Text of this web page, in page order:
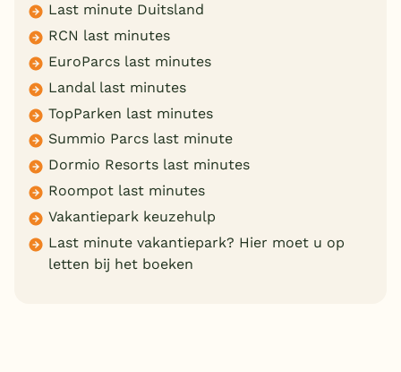
Last minute Duitsland
RCN last minutes
EuroParcs last minutes
Landal last minutes
TopParken last minutes
Summio Parcs last minute
Dormio Resorts last minutes
Roompot last minutes
Vakantiepark keuzehulp
Last minute vakantiepark? Hier moet u op
letten bij het boeken